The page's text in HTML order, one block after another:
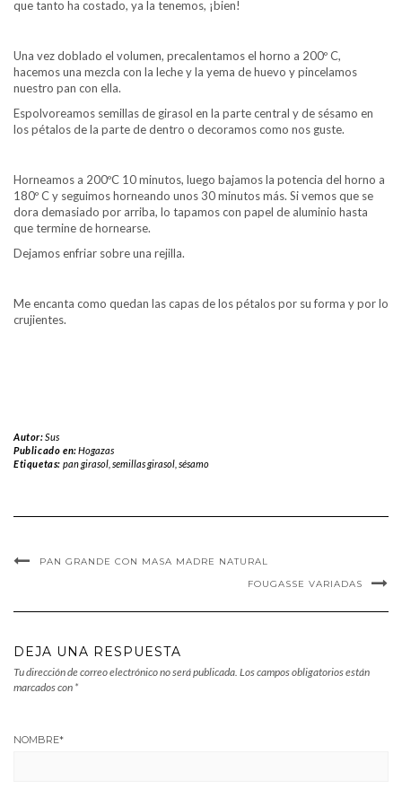
que tanto ha costado, ya la tenemos, ¡bien!
Una vez doblado el volumen, precalentamos el horno a 200º C,
hacemos una mezcla con la leche y la yema de huevo y pincelamos
nuestro pan con ella.
Espolvoreamos semillas de girasol en la parte central y de sésamo en
los pétalos de la parte de dentro o decoramos como nos guste.
Horneamos a 200ºC 10 minutos, luego bajamos la potencia del horno a
180º C y seguimos horneando unos 30 minutos más. Si vemos que se
dora demasiado por arriba, lo tapamos con papel de aluminio hasta
que termine de hornearse.
Dejamos enfriar sobre una rejilla.
Me encanta como quedan las capas de los pétalos por su forma y por lo
crujientes.
Autor:Sus
Publicado en:Hogazas
Etiquetas: pan girasol, semillas girasol, sésamo
PAN GRANDE CON MASA MADRE NATURAL
FOUGASSE VARIADAS
DEJA UNA RESPUESTA
Tu dirección de correo electrónico no será publicada. Los campos obligatorios están
marcados con *
NOMBRE*